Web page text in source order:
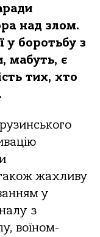
над злом.
у боротьбу з
мабуть, є
тих, хто
також жахливу
у
з
воїном-